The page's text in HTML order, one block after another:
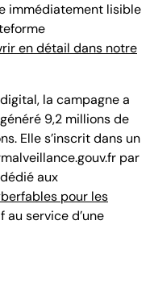
immédiatement lisible
en détail dans notre
la campagne a
9,2 millions de
Elle s’inscrit dans un
par
aux
pour les
service d’une